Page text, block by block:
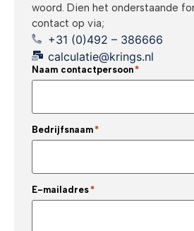
woord. Dien het onderstaande
contact op via;
+31 (0)492 – 386666
calculatie@krings.nl
Naam contactpersoon*
Bedrijfsnaam*
E-mailadres*